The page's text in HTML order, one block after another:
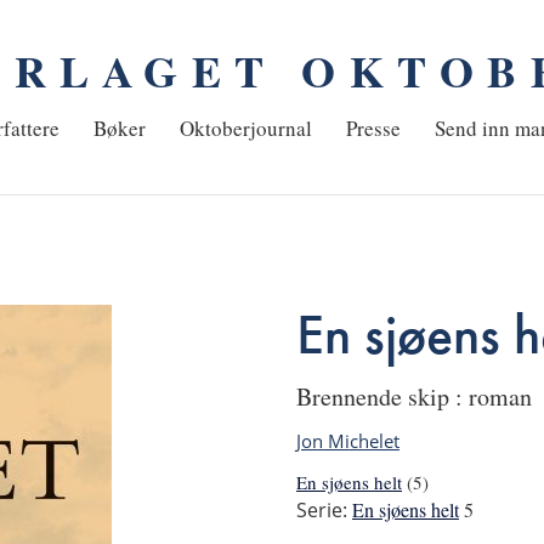
Bøker Oktoberjournal Presse Send inn
En sjøens
Brennende skip : roman
Jon Michelet
En sjøens helt (5)
Serie: En sjøens helt5